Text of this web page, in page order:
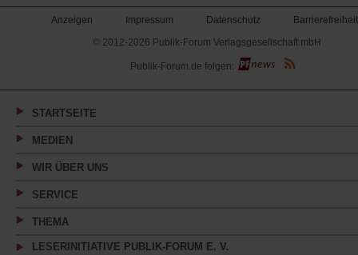
Anzeigen Impressum Datenschutz
Barrierefreiheit
© 2012-2026 Publik-Forum Verlagsgesellschaft mbH
(Öffnet
in
neuen
Publik-Forum.de folgen:
STARTSEITE
MEDIEN
WIR ÜBER UNS
SERVICE
THEMA
LESERINITIATIVE PUBLIK-FORUM E. V.